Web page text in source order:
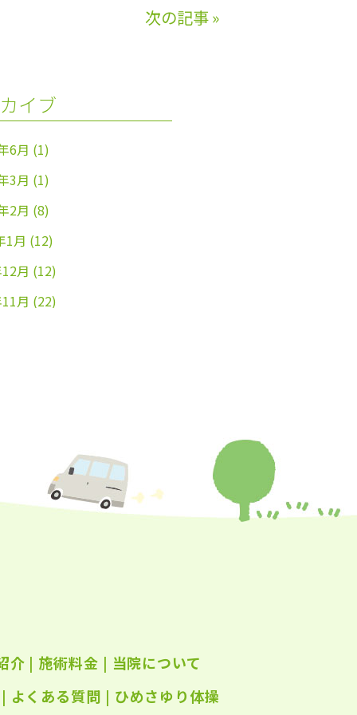
次の記事»
イブ
6月 (1)
3月 (1)
2月 (8)
1月 (12)
月 (12)
月 (22)
(24)
(23)
月
(25)
月(25)
介 | 施術料金 | 当院について
| よくある質問 | ひめさゆり体操